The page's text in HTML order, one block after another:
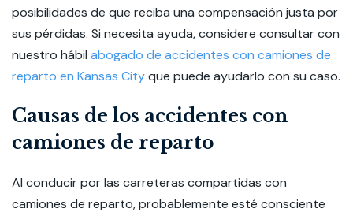
posibilidades de que reciba una compensación justa por
sus pérdidas. Si necesita ayuda, considere consultar con
nuestro hábil abogado de accidentes con camiones de
reparto en Kansas Cityque puede ayudarlo con su caso.
Causas de los accidentes con
camiones de reparto
Al conducir por las carreteras compartidas con
camiones de reparto, probablemente esté consciente